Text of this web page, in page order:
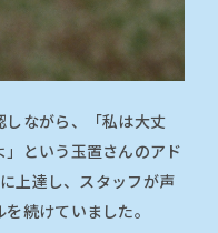
しながら、「私は大丈
という玉置さんのアド
上達し、スタッフが声
続けていました。